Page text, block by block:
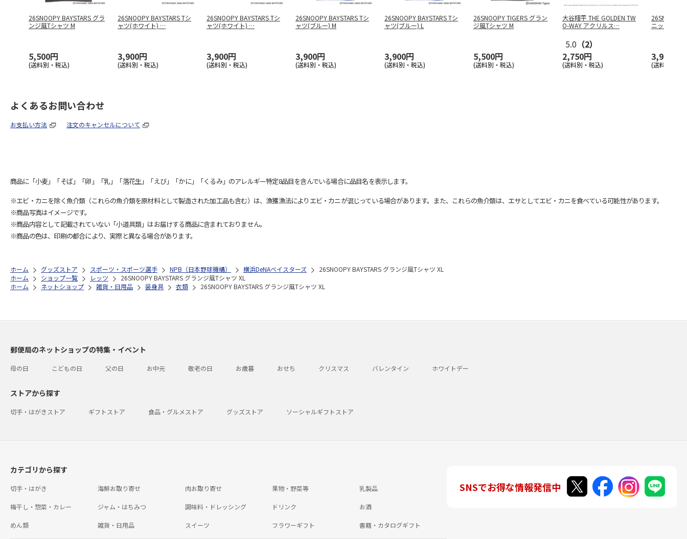
26SNOOPY BAYSTARS グラ
ンジ風Tシャツ M
5,500円
(送料別・税込)
26SNOOPY BAYSTARS Tシ
ャツ(ホワイト) …
3,900円
(送料別・税込)
26SNOOPY BAYSTARS Tシ
ャツ(ホワイト) …
3,900円
(送料別・税込)
26SNOOPY BAYSTARS Tシ
ャツ(ブルー) M
3,900円
(送料別・税込)
26SNOOPY BAYSTARS Tシ
ャツ(ブルー) L
3,900円
(送料別・税込)
26SNOOPY TIGERS グラン
ジ風Tシャツ M
5,500円
(送料別・税込)
大谷翔平 THE GOLDEN TW
O-WAY アクリルス…
5.0 （2）
2,750円
(送料別・税込)
26SNOOPY
ニックトー
3,900円
(送料別・税
よくあるお問い合わせ
お支払い方法 注文のキャンセルについて
商品に「小麦」「そば」「卵」「乳」「落花生」「えび」「かに」「くるみ」のアレルギー特定8品目を含んでいる場合に品目名を表示します。
※エビ・カニを除く魚介類（これらの魚介類を原材料として製造された加工品も含む）は、漁獲漁法によりエビ・カニが混じっている場合があります。また、これらの魚介類は、エサとしてエビ・カニを食べている可能性があります。
※商品写真はイメージです。
※商品内容として記載されていない「小道具類」はお届けする商品に含まれておりません。
※商品の色は、印刷の都合により、実際と異なる場合があります。
ホーム グッズストア スポーツ・スポーツ選手 NPB（日本野球機構） 横浜DeNAベイスターズ
26SNOOPY BAYSTARS グランジ風Tシャツ XL
ホーム
ショップ一覧 レッツ
26SNOOPY BAYSTARS グランジ風Tシャツ XL
ホーム
ネットショップ 雑貨・日用品 装身具 衣類 26SNOOPY BAYSTARS グランジ風Tシャツ XL
郵便局のネットショップの特集・イベント
母の日 こどもの日 父の日 お中元 敬老の日 お歳暮 おせち クリスマス バレンタイン ホワイトデー
ストアから探す
切手・はがきストア ギフトストア 食品・グルメストア グッズストア ソーシャルギフトストア
カテゴリから探す
切手・はがき 海鮮お取り寄せ 肉お取り寄せ 果物・野菜等 乳製品
梅干し・惣菜・カレー ジャム・はちみつ 調味料・ドレッシング ドリンク お酒
めん類 雑貨・日用品 スイーツ フラワーギフト 書籍・カタログギフト
SNSでお得な情報発信中